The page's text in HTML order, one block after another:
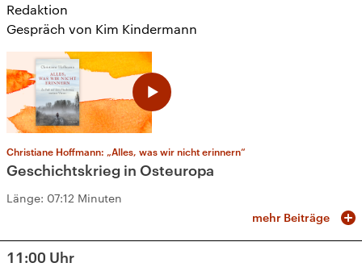
Redaktion
Gespräch von Kim Kindermann
Christiane Hoffmann: „Alles, was wir nicht erinnern“
Geschichtskrieg in Osteuropa
Länge: 07:12 Minuten
mehr Beiträge
11:00 Uhr